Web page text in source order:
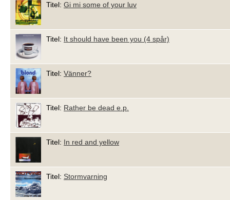
Titel: Gi mi some of your luv
Titel: It should have been you (4 spår)
Titel: Vänner?
Titel: Rather be dead e.p.
Titel: In red and yellow
Titel: Stormvarning